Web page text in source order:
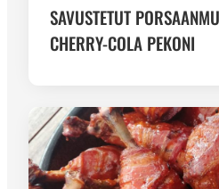
SAVUSTETUT
CHERRY-COLA PEKONI